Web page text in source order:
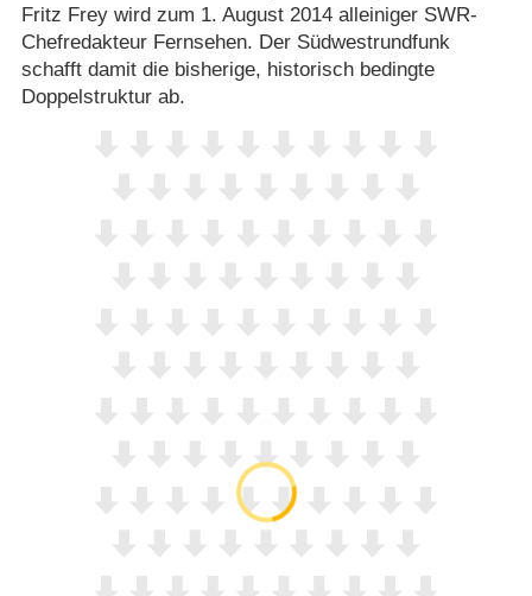
Fritz Frey wird zum 1. August 2014 alleiniger SWR-
Chefredakteur Fernsehen. Der Südwestrundfunk
schafft damit die bisherige, historisch bedingte
Doppelstruktur ab.